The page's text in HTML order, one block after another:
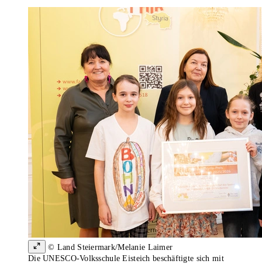
© Land Steiermark/Melanie Laimer
Die UNESCO-Volksschule Eisteich beschäftigte sich mit